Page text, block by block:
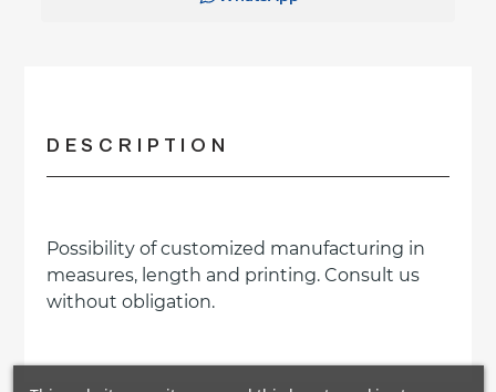
DESCRIPTION
Possibility of customized manufacturing in
measures, length and printing. Consult us
without obligation.